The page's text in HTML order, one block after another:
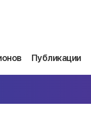
Публикации